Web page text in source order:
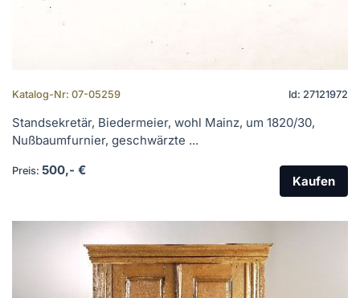
Katalog-Nr: 07-05259 Id: 27121972
Standsekretär, Biedermeier, wohl Mainz, um 1820/30,
Nußbaumfurnier, geschwärzte ...
Preis: 500,- €
Kaufen